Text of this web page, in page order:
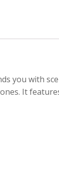
you with
It